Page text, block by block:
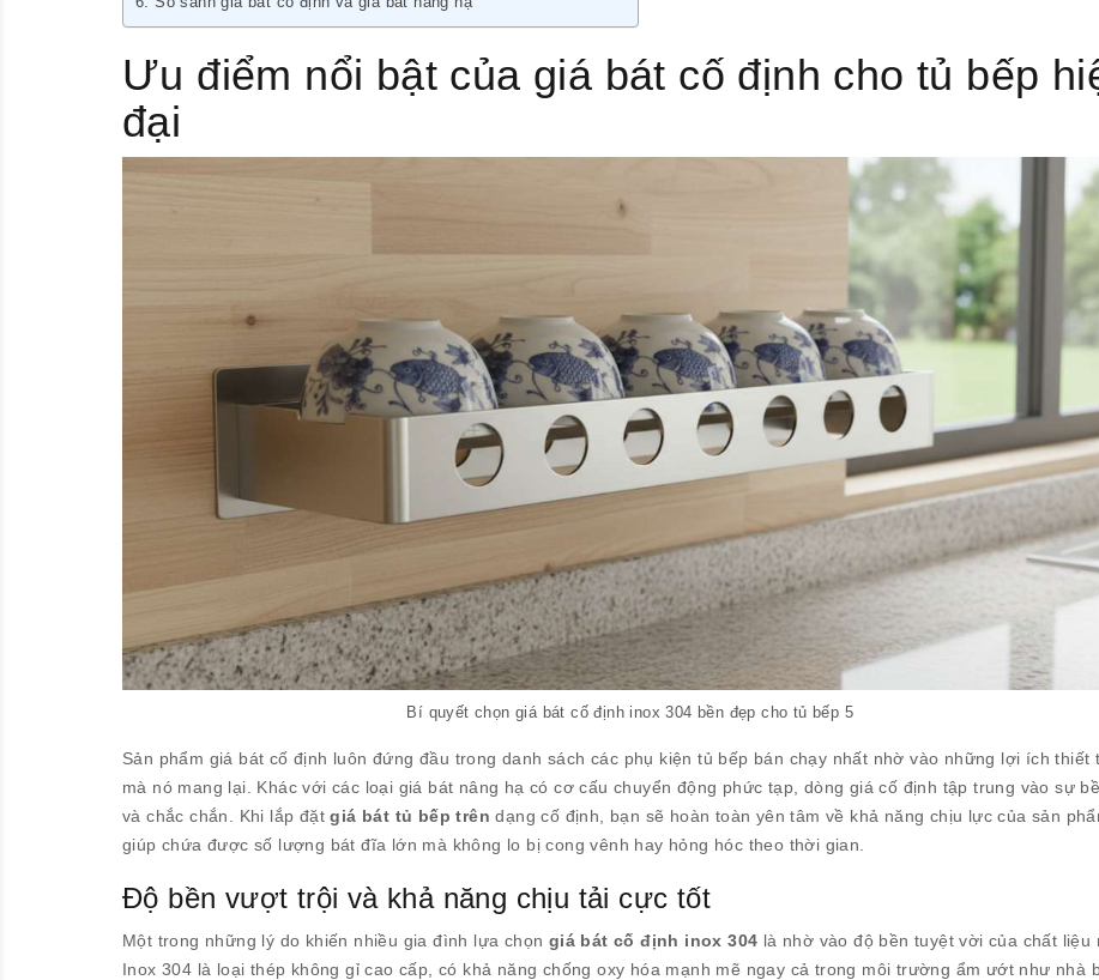
Ưu điểm nổi bật của giá bát cố định cho tủ bếp
đại
Bí quyết chọn giá bát cố định inox 304 bền đẹp cho tủ bếp 5
Sản phẩm giá bát cố định luôn đứng đầu trong danh sách các phụ kiện tủ bếp bán chạy nhất nhờ vào những lợi ích thiết
mà nó mang lại. Khác với các loại giá bát nâng hạ có cơ cấu chuyển động phức tạp, dòng giá cố định tập trung vào sự
và chắc chắn. Khi lắp đặtgiá bát tủ bếp trên dạng cố định, bạn sẽ hoàn toàn yên tâm về khả năng chịu lực của sản
giúp chứa được số lượng bát đĩa lớn mà không lo bị cong vênh hay hỏng hóc theo thời gian.
Độ bền vượt trội và khả năng chịu tải cực tốt
Một trong những lý do khiến nhiều gia đình lựa chọn giá bát cố định inox 304 là nhờ vào độ bền tuyệt vời của chất liệu
Inox 304 là loại thép không gỉ cao cấp, có khả năng chống oxy hóa mạnh mẽ ngay cả trong môi trường ẩm ướt như nhà